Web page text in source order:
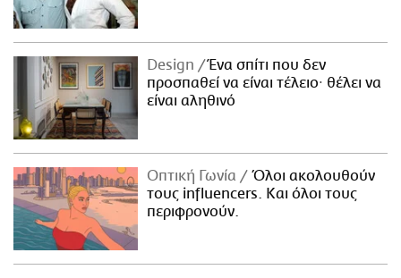
Design
Ένα σπίτι που δεν
προσπαθεί να είναι τέλειο· θέλει να
είναι αληθινό
Οπτική Γωνία
Όλοι ακολουθούν
τους influencers. Και όλοι τους
περιφρονούν.